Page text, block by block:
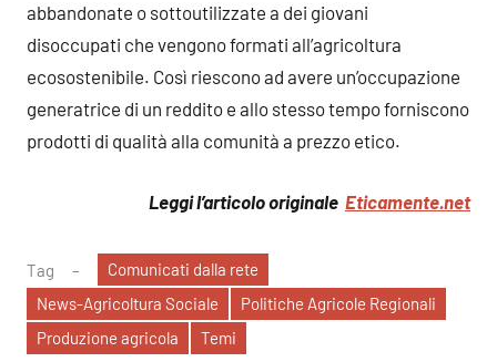
abbandonate o sottoutilizzate a dei giovani
disoccupati che vengono formati all’agricoltura
ecosostenibile. Così riescono ad avere un’occupazione
generatrice di un reddito e allo stesso tempo forniscono
prodotti di qualità alla comunità a prezzo etico.
Leggi l’articolo originale Eticamente.net
Tag
Comunicati dalla rete
News-Agricoltura Sociale
Politiche Agricole Regionali
Produzione agricola
Temi